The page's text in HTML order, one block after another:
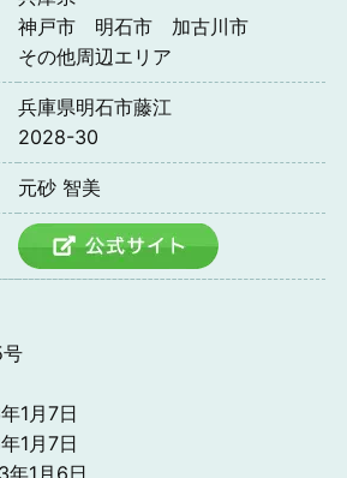
神戸市 明石市 加古川市
その他周辺エリア
兵庫県明石市藤江
2028-30
元砂 智美
1月7日
1月7日